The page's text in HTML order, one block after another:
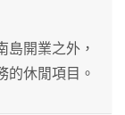
島開業之外，
的休閒項目。